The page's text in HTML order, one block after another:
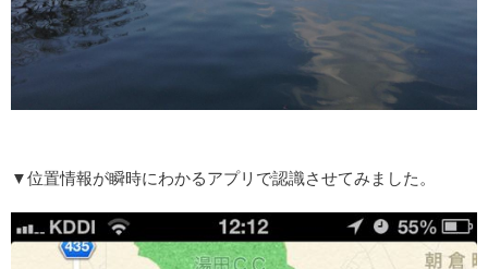
▼位置情報が瞬時にわかるアプリで認識させてみました。